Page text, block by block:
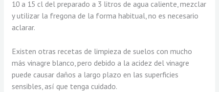
10 a 15 cl del preparado a 3 litros de agua caliente, mezclar
y utilizar la fregona de la forma habitual, no es necesario
aclarar.
Existen otras recetas de limpieza de suelos con mucho
más vinagre blanco, pero debido a la acidez del vinagre
puede causar daños a largo plazo en las superficies
sensibles, así que tenga cuidado.